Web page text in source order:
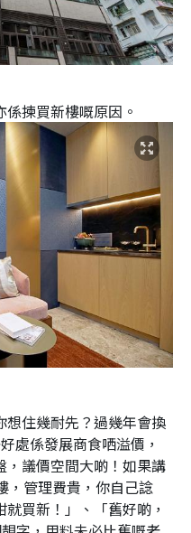
揀買新樓嘅原因。
住幾耐先？過幾年會換
處係發展商食哂溢價，
議價空間大啲！如果講
，管理費貴，你自己諗
買新！」、「舊好啲，